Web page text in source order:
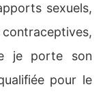
sexuels,
je porte son
pour le